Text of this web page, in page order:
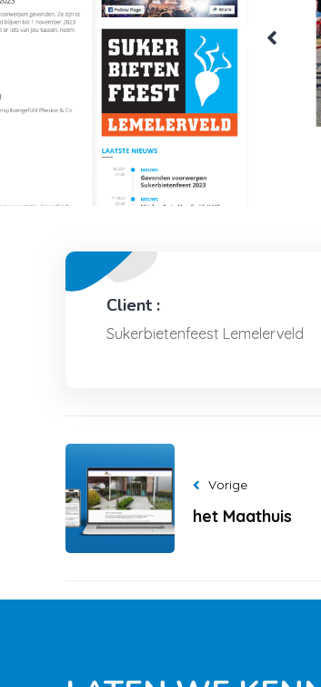
Client :
Sukerbietenfeest Lemelerveld
Vorige
het Maathuis